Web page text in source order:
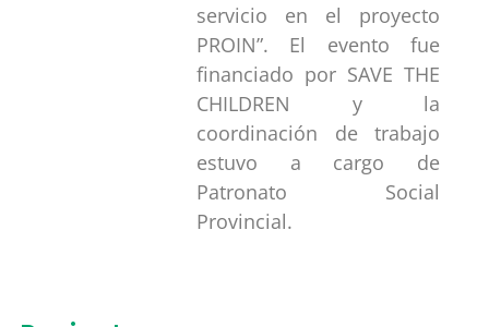
servicio en el proyecto
PROIN”. El evento fue
financiado por SAVE THE
CHILDREN y la
coordinación de trabajo
estuvo a cargo de
Patronato Social
Provincial.